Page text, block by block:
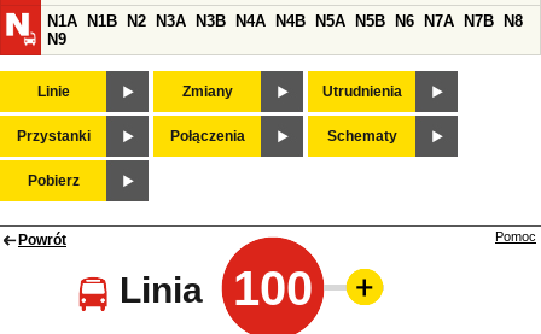
N1A
N1B N2 N3A N3B N4A N4B N5A N5B N6 N7A N7B
N8
N9
Linie Zmiany Utrudnienia
Przystanki Połączenia Schematy
Pobierz
Powrót
Linia 100
Pomoc